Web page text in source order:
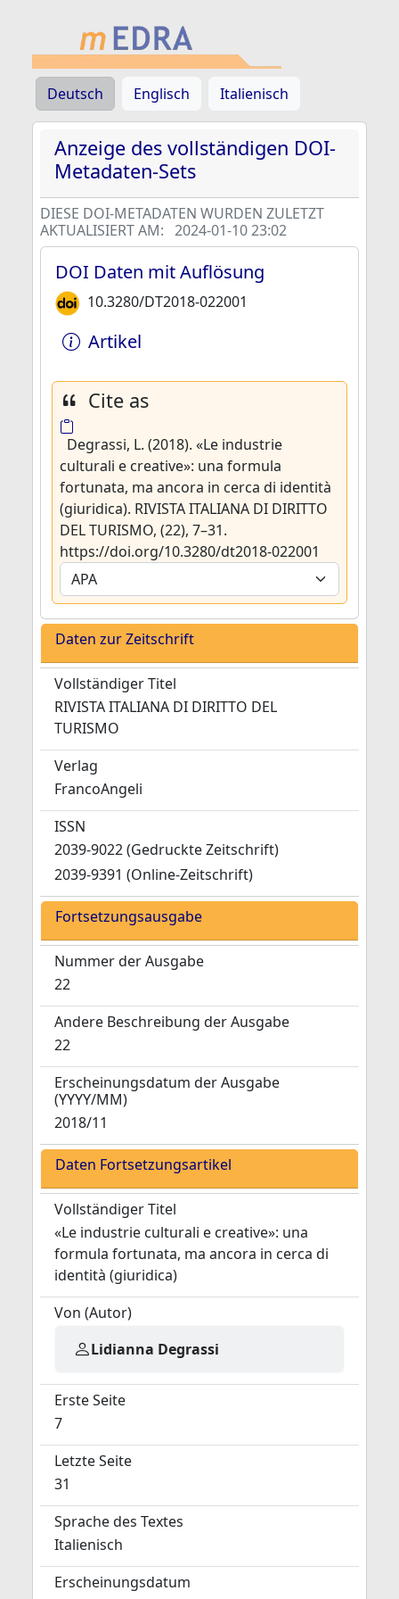
Deutsch Englisch Italienisch
Anzeige des vollständigen DOI-
Metadaten-Sets
DIESE DOI-METADATEN WURDEN ZULETZT
AKTUALISIERT AM: 2024-01-10 23:02
DOI Daten mit Auflösung
10.3280/DT2018-022001
Artikel
Cite as
Degrassi, L. (2018). «Le industrie
culturali e creative»: una formula
fortunata, ma ancora in cerca di identità
(giuridica). RIVISTA ITALIANA DI DIRITTO
DEL TURISMO, (22), 7–31.
https://doi.org/10.3280/dt2018-022001
Daten zur Zeitschrift
Vollständiger Titel
RIVISTA ITALIANA DI DIRITTO DEL
TURISMO
Verlag
FrancoAngeli
ISSN
2039-9022 (Gedruckte Zeitschrift)
2039-9391 (Online-Zeitschrift)
Fortsetzungsausgabe
Nummer der Ausgabe
22
Andere Beschreibung der Ausgabe
22
Erscheinungsdatum der Ausgabe
(YYYY/MM)
2018/11
Daten Fortsetzungsartikel
Vollständiger Titel
«Le industrie culturali e creative»: una
formula fortunata, ma ancora in cerca di
identità (giuridica)
Von (Autor)
Lidianna Degrassi
Erste Seite
7
Letzte Seite
31
Sprache des Textes
Italienisch
Erscheinungsdatum